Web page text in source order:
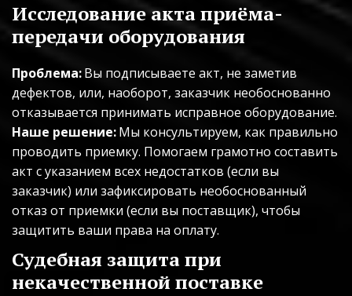
Исследование акта приёма-
передачи оборудования
Проблема: Вы подписываете акт, не заметив
дефектов, или, наоборот, заказчик необоснованно
Наше решение: Мы консультируем, как правильно
проводить приемку. Помогаем грамотно составить
акт с указанием всех недостатков (если вы
заказчик) или зафиксировать необоснованный
отказ от приемки (если вы поставщик), чтобы
защитить ваши права на оплату.
Судебная защита при
некачественной поставке